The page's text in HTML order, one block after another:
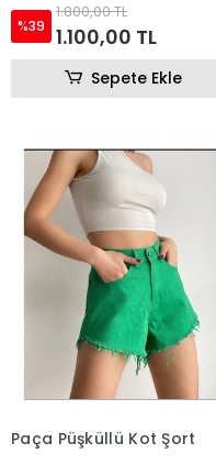
%39
1.800,00 TL
1.100,00 TL
Sepete Ekle
Paça Püşküllü Kot Şort